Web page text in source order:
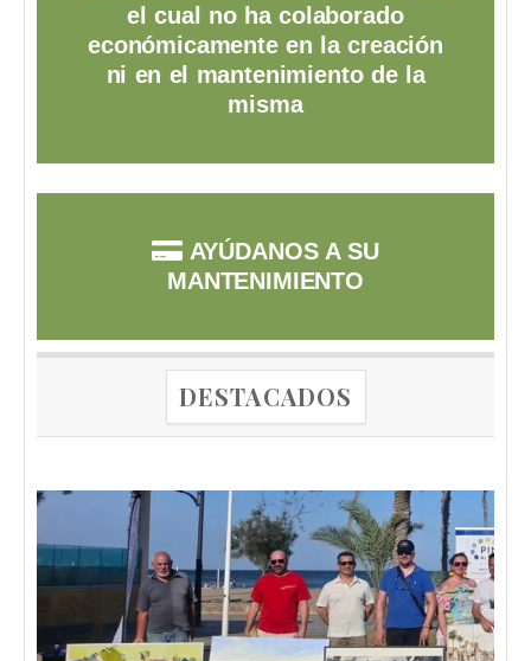
el cual no ha colaborado
económicamente en la creación
ni en el mantenimiento de la
misma
AYÚDANOS A SU
MANTENIMIENTO
DESTACADOS